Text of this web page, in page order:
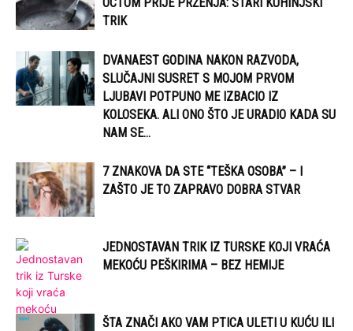
TRIK
DVANAEST GODINA NAKON RAZVODA,
SLUČAJNI SUSRET S MOJOM PRVOM
LJUBAVI POTPUNO ME IZBACIO IZ
KOLOSEKA. ALI ONO ŠTO JE URADIO KADA SU
NAM SE...
7 ZNAKOVA DA STE “TEŠKA OSOBA” – I
ZAŠTO JE TO ZAPRAVO DOBRA STVAR
JEDNOSTAVAN TRIK IZ TURSKE KOJI VRAĆA
MEKOĆU PEŠKIRIMA – BEZ HEMIJE
ŠTA ZNAČI AKO VAM PTICA ULETI U KUĆU ILI